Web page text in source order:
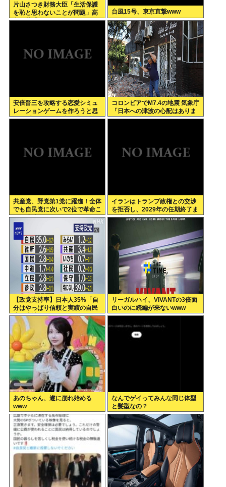
片山さつき財務大臣「生活保護
を恥と思わないことが問題」高
市早苗「さもしい人のせいで国
台風15号、東京直撃www
安倍晋三を攻略する恋愛シミュ
レーションゲームを作ろうと思
う。プロポーズの時も「その指
コロンビアでM7.4の地震 気象庁
「日本への津波の心配はありま
せん」
共産党、野党第1党に躍進！全体
でも自民党に次いで2位で革命こ
こに成就w
イランはトランプ政権との交渉
を拒否し、2029年の任期終了ま
で待つと表明した
【政党支持率】日本人35%「自
分はやっぱり信頼と実績の自民
党を支持します」
リーガルハイ、VIVANTの3倍面
白いのに続編が来ないwww
あのちゃん、遂に崩れ始める
www
なんでゲイってみんな同じ体型
と髪型なの？